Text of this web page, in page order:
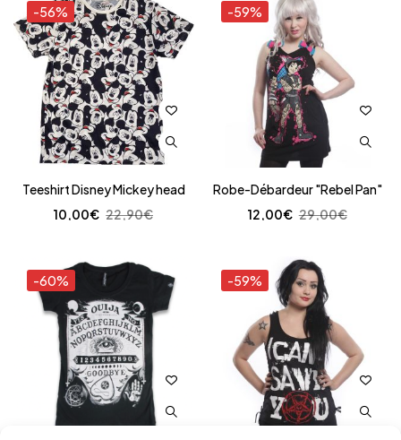
-56%
Teeshirt Disney Mickey head
22,90€
10,00€
-59%
Robe-Débardeur "Rebel Pan"
29,00€
12,00€
-60% -59%